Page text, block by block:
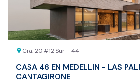
location_on Cra. 20 #12 Sur – 44
CASA 46 EN MEDELLIN - LAS
CANTAGIRONE